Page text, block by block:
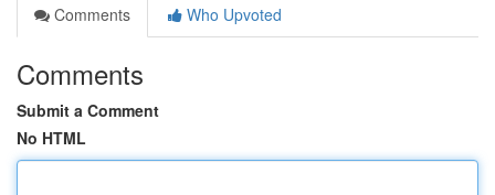
Comments
Who Upvoted
Comments
Submit a Comment
No HTML